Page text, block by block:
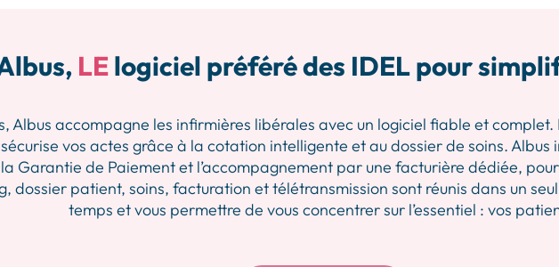
LElogiciel préféré des IDEL pour
Albus accompagne les infirmières libérales avec un logiciel fiable et
vos actes grâce à la cotation intelligente et au dossier de soins.
Garantie de Paiement et l’accompagnement par une facturière dédiée,
dossier patient, soins, facturation et télétransmission sont réunis dans un
temps et vous permettre de vous concentrer sur l’essentiel : vos